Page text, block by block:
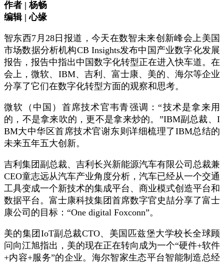
作者 | 杨畅
编辑 | 心缘
智东西7月28日报道，今天在数智未来创新峰会上美国
市场数据分析机构CB Insights发布中国产业数字化发展
报告，报告中指出中国数字化转型正在进入快车道。在
会上，微软、IBM、吉利、富士康、美的、海尔等企业
分享了它们在数字化转型方面的观察和思考。
微软（中国）首席技术官韦青强调：“技术是拿来用
的，不是拿来吹的，更不是拿来炒的。”IBM副总裁、I
BM大中华区首席技术官谢东则详细梳理了IBM总结的
未来五年五大创新。
吉利集团副总裁、吉利长兴新能源汽车有限公司总裁兼
CEO童志远从汽车产业角度分析，汽车已经从一个交通
工具变成一个新技术的集成平台、商业模式创造平台和
数据平台。富士康科技集团首席数字官史喆分享了富士
康公司的目标：“One digital Foxconn”。
美的集团IoT副总裁CTO、美国匹兹堡大学校长全球顾
问向江旭指出，美的现在正在转向成为一个“硬件+软件
+内容+服务”的企业。海尔智家生态平台智能制造总经